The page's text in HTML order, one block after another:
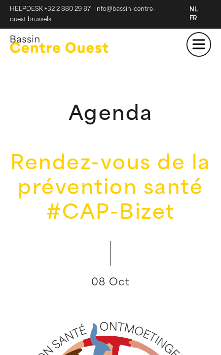
HELPDESK +32 2 880 29 87
info@bassin-centre-
ouest.brussels
NL
FR
Agenda
Rendez-vous de la
prévention santé
#CAP-Bizet
08 Oct